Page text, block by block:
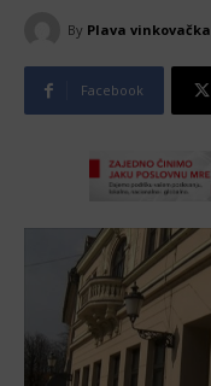
By Plava vinkovačka
Facebook